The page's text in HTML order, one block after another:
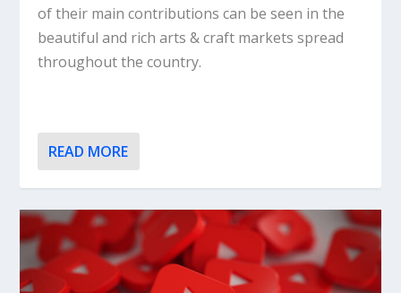
of their main contributions can be seen in the
beautiful and rich arts & craft markets spread
throughout the country.
READ MORE